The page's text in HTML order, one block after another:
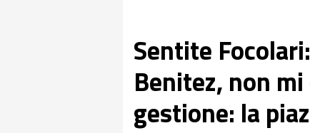
Sentite
Benitez, non
gestione: la